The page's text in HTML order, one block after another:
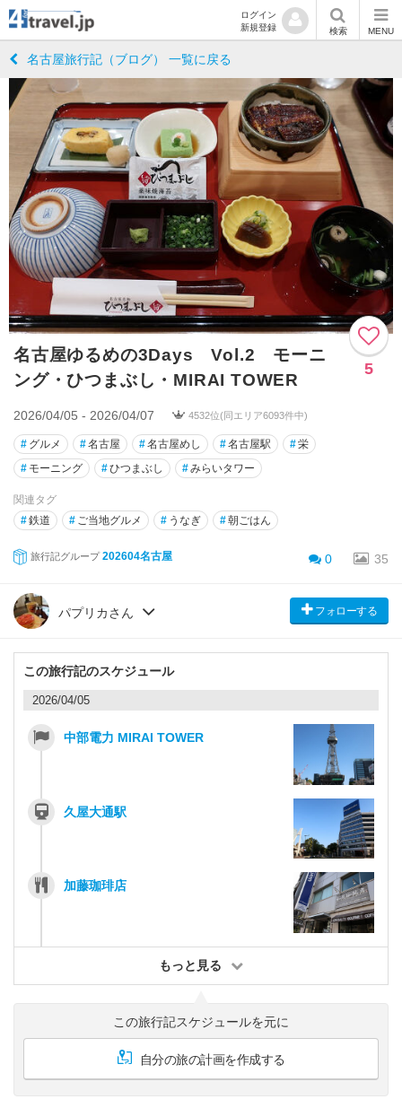
ログイン
新規登録
検索 MENU
名古屋旅行記（ブログ） 一覧に戻る
名古屋ゆるめの3Days Vol.2 モーニ
ング・ひつまぶし・MIRAI TOWER
5
2026/04/05 - 2026/04/07 4532位(同エリア6093件中)
# グルメ #名古屋 #名古屋めし #名古屋駅 #栄
# モーニング #ひつまぶし #みらいタワー
関連タグ
#鉄道 # ご当地グルメ # うなぎ #朝ごはん
旅行記グループ 202604名古屋 0 35
パプリカさん フォローする
この旅行記のスケジュール
2026/04/05
中部電力 MIRAI TOWER
久屋大通駅
加藤珈琲店
もっと見る
この旅行記スケジュールを元に
自分の旅の計画を作成する